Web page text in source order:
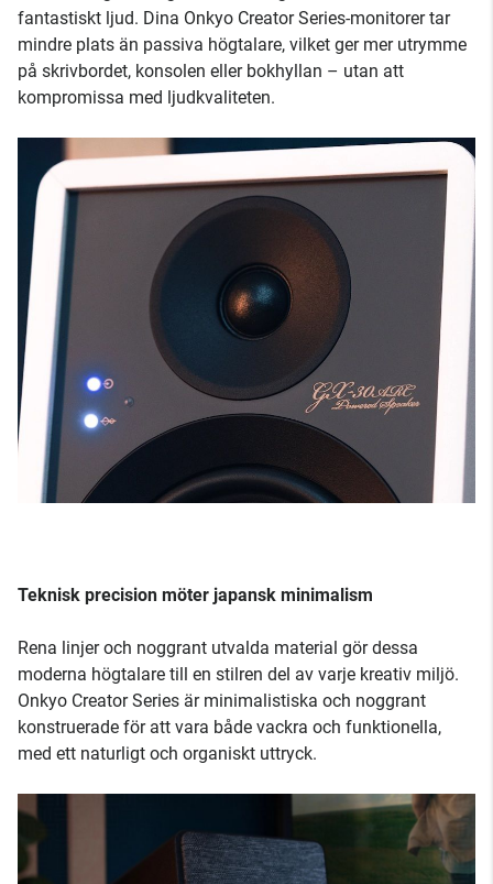
fantastiskt ljud. Dina Onkyo Creator Series-monitorer tar
mindre plats än passiva högtalare, vilket ger mer utrymme
på skrivbordet, konsolen eller bokhyllan – utan att
kompromissa med ljudkvaliteten.
Teknisk precision möter japansk minimalism
Rena linjer och noggrant utvalda material gör dessa
moderna högtalare till en stilren del av varje kreativ miljö.
Onkyo Creator Series är minimalistiska och noggrant
konstruerade för att vara både vackra och funktionella,
med ett naturligt och organiskt uttryck.